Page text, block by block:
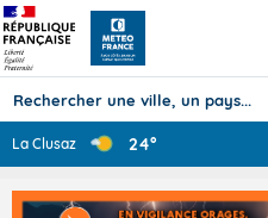
La Clusaz 24°